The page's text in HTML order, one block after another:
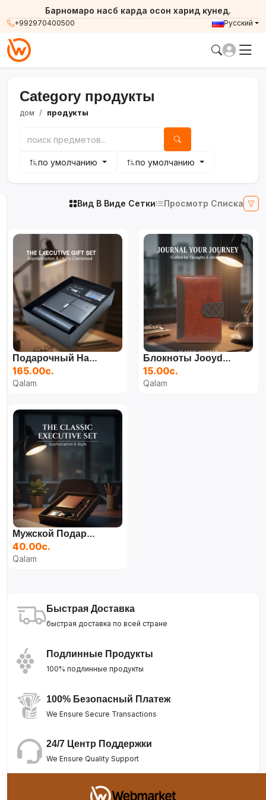
+992970400500
Барномаро насб карда осон харид кунед.
Русский
Category продукты
дом продукты
по умолчанию по умолчанию
Вид В Виде Сетки Просмотр Списка
Подарочный Набор «Бизнес» (6 Предметов)
165.00с.
Qalam
Блокноты Jooydoo (2 Цвета)
15.00с.
Qalam
Мужской Подарочный Набор 3 В 1
40.00с.
Qalam
Быстрая Доставка
быстрая доставка по всей стране
Подлинные Продукты
100% подлинные продукты
100% Безопасный Платеж
We Ensure Secure Transactions
24/7 Центр Поддержки
We Ensure Quality Support